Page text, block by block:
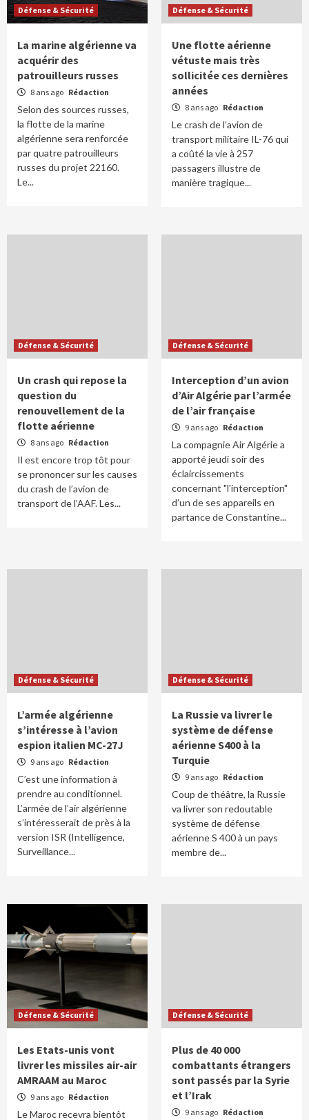
Défense & Sécurité
La marine algérienne va
acquérir des
patrouilleurs russes
8 ans ago Rédaction
Selon des sources russes,
la flotte de la marine
algérienne sera renforcée
par quatre patrouilleurs
russes du projet 22160.
Le...
Défense & Sécurité
Une flotte aérienne
vétuste mais très
sollicitée ces dernières
années
8 ans ago Rédaction
Le crash de l’avion de
transport militaire IL-76 qui
a coûté la vie à 257
passagers illustre de
manière tragique...
Défense & Sécurité
Un crash qui repose la
question du
renouvellement de la
flotte aérienne
8 ans ago Rédaction
Il est encore trop tôt pour
se prononcer sur les causes
du crash de l’avion de
transport de l’AAF. Les...
Défense & Sécurité
Interception d’un avion
d’Air Algérie par l’armée
de l’air française
9 ans ago Rédaction
La compagnie Air Algérie a
apporté jeudi soir des
éclaircissements
concernant "l'interception"
d’un de ses appareils en
partance de Constantine...
Défense & Sécurité
L’armée algérienne
s’intéresse à l’avion
espion italien MC-27J
9 ans ago Rédaction
C’est une information à
prendre au conditionnel.
L’armée de l’air algérienne
s’intéresserait de près à la
version ISR (Intelligence,
Surveillance...
Défense & Sécurité
La Russie va livrer le
système de défense
aérienne S400 à la
Turquie
9 ans ago Rédaction
Coup de théâtre, la Russie
va livrer son redoutable
système de défense
aérienne S 400 à un pays
membre de...
Défense & Sécurité
Les Etats-unis vont
livrer les missiles air-air
AMRAAM au Maroc
9 ans ago Rédaction
Le Maroc recevra bientôt
Défense & Sécurité
Plus de 40 000
combattants étrangers
sont passés par la Syrie
et l’Irak
9 ans ago Rédaction